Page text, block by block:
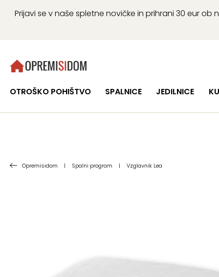
Prijavi se v naše spletne novičke in prihrani 30 eur
OTROŠKO POHIŠTVO SPALNICE JEDILNICE
Opremisidom | Spalni program | Vzglavnik Lea